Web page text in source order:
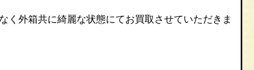
く外箱共に綺麗な状態にてお買取させていただきま